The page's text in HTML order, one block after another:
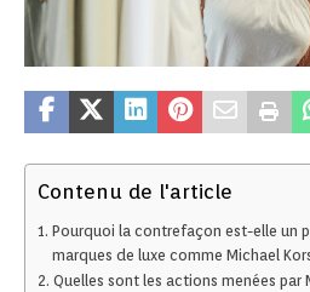
Contenu de l'article
Pourquoi la contrefaçon est-elle un
marques de luxe comme Michael
Quelles sont les actions menées par